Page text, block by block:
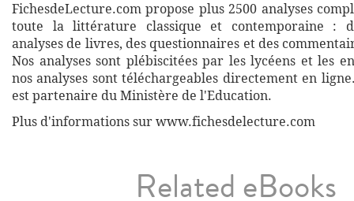
FichesdeLecture.com propose plus 2500 analyses
toute la littérature classique et contemporaine :
analyses de livres, des questionnaires et des
Nos analyses sont plébiscitées par les lycéens et les
nos analyses sont téléchargeables directement en
est partenaire du Ministère de l'Education.
Plus d'informations sur www.fichesdelecture.com
Related eBooks